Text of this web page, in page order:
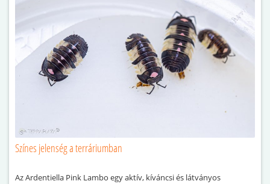
Színes jelenség a terráriumban
Az Ardentiella Pink Lambo egy aktív, kíváncsi és látványos